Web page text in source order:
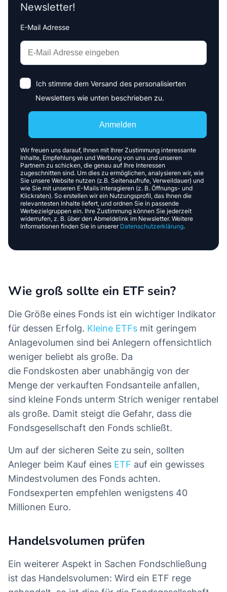
Newsletter!
E-Mail Adresse
Interests
Amount
Anmelden
Ich stimme dem Versand des personalisierten
Newsletters wie unten beschrieben zu.
Wir freuen uns darauf, Ihnen mit Ihrer Zustimmung interessante
Inhalte, Empfehlungen und Werbung von uns und unseren
Partnern zu schicken, die genau auf Ihre Interessen
zugeschnitten sind. Um dies zu ermöglichen, analysieren wir, wie
Sie unsere Website nutzen (z.B. Seitenaufrufe, Verweildauer) und
wie Sie mit unseren E-Mails interagieren (z. B. Öffnungs- und
Klickraten). So erstellen wir ein Nutzungsprofil, das Ihnen die
relevantesten Inhalte liefert, und ordnen Sie in passende
Werbezielgruppen ein. Ihre Zustimmung können Sie jederzeit
widerrufen, z. B. über den Abmeldelink im Newsletter. Weitere
Informationen finden Sie in unserer Datenschutzerklärung.
Wie groß sollte ein ETF sein?
Die Größe eines Fonds ist ein wichtiger Indikator
für dessen Erfolg. Kleine ETFs mit geringem
Anlagevolumen sind bei Anlegern offensichtlich
weniger beliebt als große. Da
die Fondskosten aber unabhängig von der
Menge der verkauften Fondsanteile anfallen,
sind kleine Fonds unterm Strich weniger rentabel
als große. Damit steigt die Gefahr, dass die
Fondsgesellschaft den Fonds schließt.
Um auf der sicheren Seite zu sein, sollten
Anleger beim Kauf eines ETF auf ein gewisses
Mindestvolumen des Fonds achten.
Fondsexperten empfehlen wenigstens 40
Millionen Euro.
Handelsvolumen prüfen
Ein weiterer Aspekt in Sachen Fondschließung
ist das Handelsvolumen: Wird ein ETF rege